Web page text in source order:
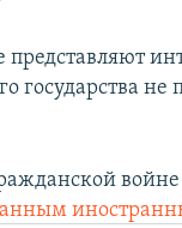
государства не